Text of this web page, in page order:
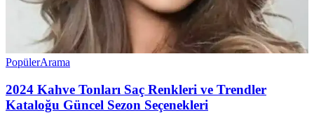
PopülerArama
2024 Kahve Tonları Saç Renkleri ve Trendler
Kataloğu Güncel Sezon Seçenekleri